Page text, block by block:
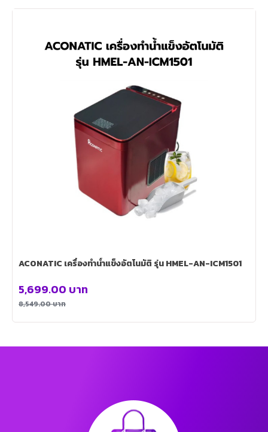
ACONATIC เครื่องทำน้ำแข็งอัตโนมัติ รุ่น HMEL-AN-ICM1501
8,549.00บาท
5,699.00 บาท